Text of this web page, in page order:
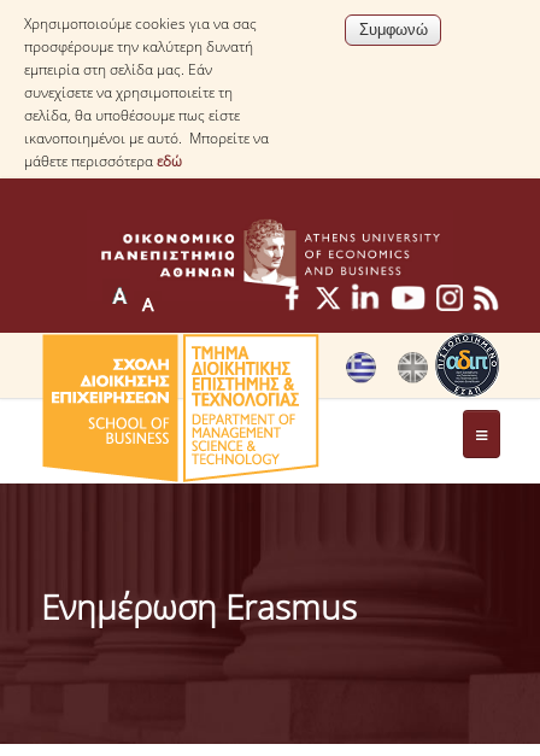
Χρησιμοποιούμε cookies για να σας
προσφέρουμε την καλύτερη δυνατή
εμπειρία στη σελίδα μας. Εάν
συνεχίσετε να χρησιμοποιείτε τη
σελίδα, θα υποθέσουμε πως είστε
ικανοποιημένοι με αυτό. Μπορείτε να
μάθετε περισσότεραεδώ
ΤΟ ΤΜΗΜΑ
ΤΑΥΤΟΤΗΤΑ ΤΟΥ ΤΜΗΜΑΤΟΣ
ΑΠΟΣΤΟΛΗ ΤΟΥ ΤΜΗΜΑΤΟΣ
Ενημέρωση Erasmus